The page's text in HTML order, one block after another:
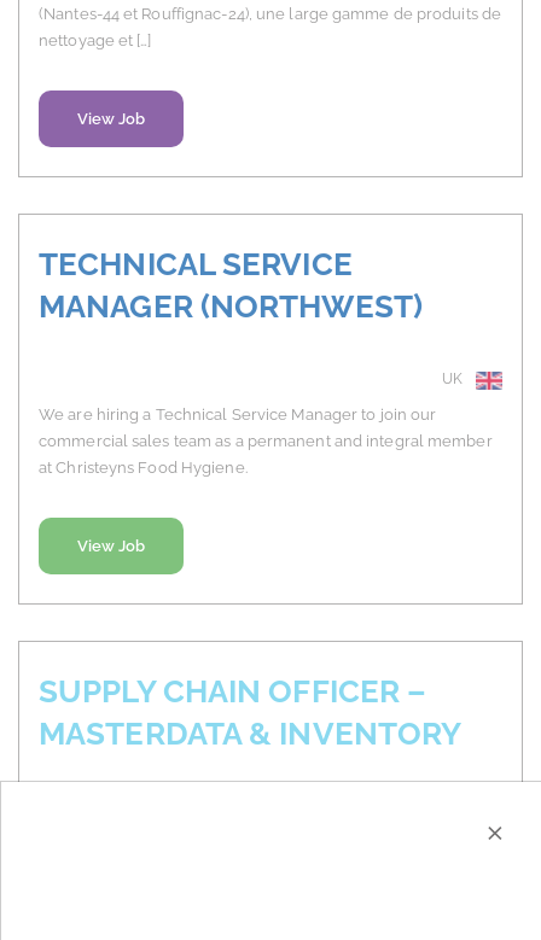
(Nantes-44 et Rouffignac-24), une large gamme de produits de
nettoyage et […]
View Job
TECHNICAL SERVICE
MANAGER (NORTHWEST)
UK
We are hiring a Technical Service Manager to join our
commercial sales team as a permanent and integral member
at Christeyns Food Hygiene.
View Job
SUPPLY CHAIN OFFICER –
MASTERDATA & INVENTORY
×